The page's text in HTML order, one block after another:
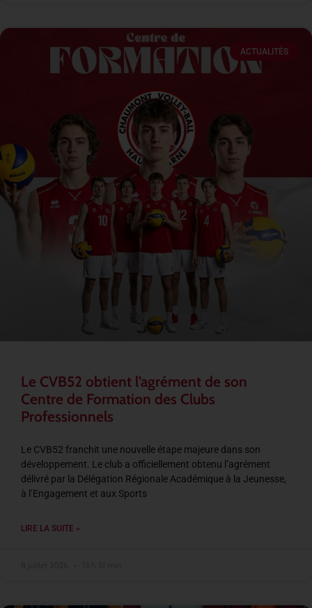
ACTUALITÉS
Le CVB52 obtient l’agrément de son
Centre de Formation des Clubs
Professionnels
Le CVB52 franchit une nouvelle étape majeure dans son
développement. Le club a officiellement obtenu l’agrément
délivré par la Délégation Régionale Académique à la Jeunesse,
à l’Engagement et aux Sports
LIRE LA SUITE »